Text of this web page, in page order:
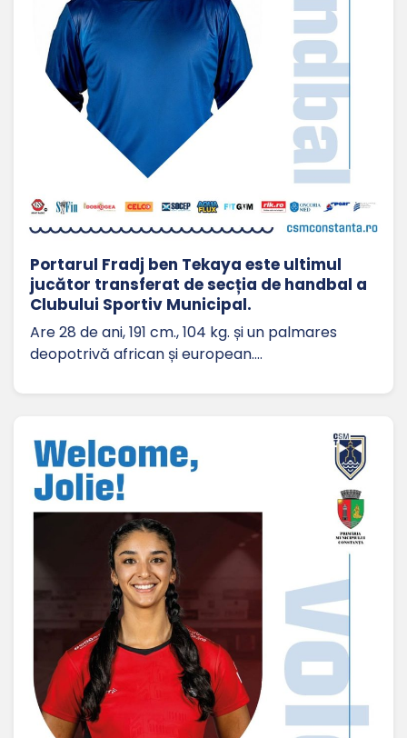
Portarul Fradj ben Tekaya este ultimul
jucător transferat de secția de handbal a
Clubului Sportiv Municipal.
Are 28 de ani, 191 cm., 104 kg. și un palmares
deopotrivă african și european.…